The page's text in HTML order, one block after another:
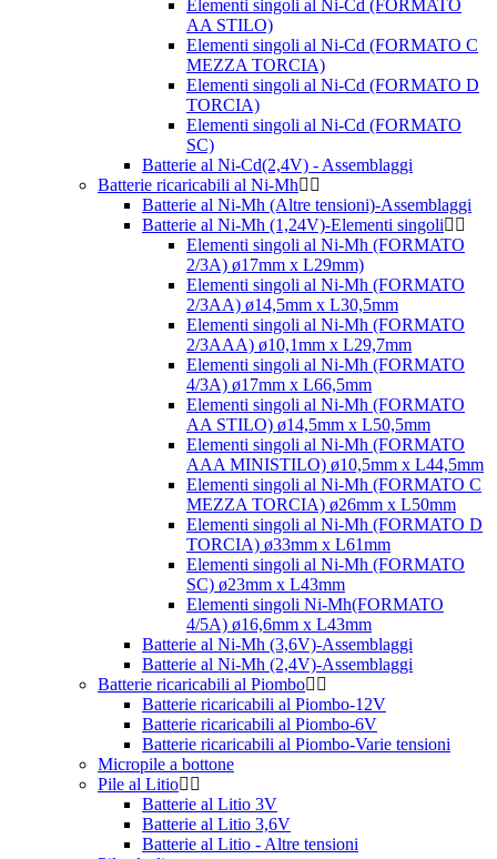
Elementi singoli al Ni-Cd (FORMATO
AA STILO)
Elementi singoli al Ni-Cd (FORMATO C
MEZZA TORCIA)
Elementi singoli al Ni-Cd (FORMATO D
TORCIA)
Elementi singoli al Ni-Cd (FORMATO
SC)
Batterie al Ni-Cd(2,4V) - Assemblaggi
Batterie ricaricabili al Ni-Mh
Batterie al Ni-Mh (Altre tensioni)-Assemblaggi
Batterie al Ni-Mh (1,24V)-Elementi singoli
Elementi singoli al Ni-Mh (FORMATO
2/3A) ø17mm x L29mm)
Elementi singoli al Ni-Mh (FORMATO
2/3AA) ø14,5mm x L30,5mm
Elementi singoli al Ni-Mh (FORMATO
2/3AAA) ø10,1mm x L29,7mm
Elementi singoli al Ni-Mh (FORMATO
4/3A) ø17mm x L66,5mm
Elementi singoli al Ni-Mh (FORMATO
AA STILO) ø14,5mm x L50,5mm
Elementi singoli al Ni-Mh (FORMATO
AAA MINISTILO) ø10,5mm x L44,5mm
Elementi singoli al Ni-Mh (FORMATO C
MEZZA TORCIA) ø26mm x L50mm
Elementi singoli al Ni-Mh (FORMATO D
TORCIA) ø33mm x L61mm
Elementi singoli al Ni-Mh (FORMATO
SC) ø23mm x L43mm
Elementi singoli Ni-Mh(FORMATO
4/5A) ø16,6mm x L43mm
Batterie al Ni-Mh (3,6V)-Assemblaggi
Batterie al Ni-Mh (2,4V)-Assemblaggi
Batterie ricaricabili al Piombo
Batterie ricaricabili al Piombo-12V
Batterie ricaricabili al Piombo-6V
Batterie ricaricabili al Piombo-Varie tensioni
Micropile a bottone
Pile al Litio
Batterie al Litio 3V
Batterie al Litio 3,6V
Batterie al Litio - Altre tensioni